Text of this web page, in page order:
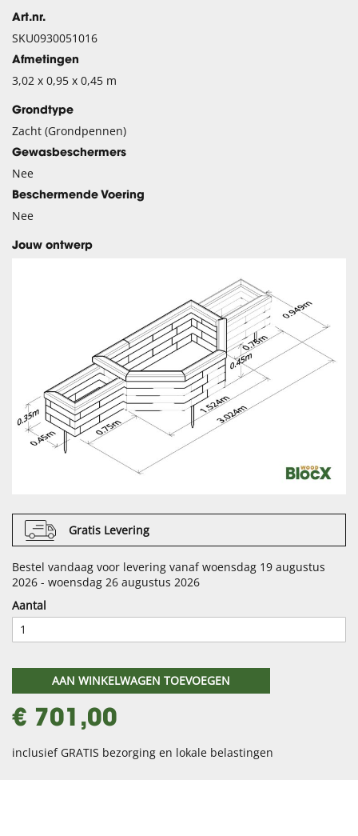
Art.nr.
SKU0930051016
Afmetingen
3,02 x 0,95 x 0,45 m
Grondtype
Zacht (Grondpennen)
Gewasbeschermers
Nee
Beschermende Voering
Nee
Jouw ontwerp
Gratis Levering
Bestel vandaag voor levering vanaf woensdag 19 augustus
2026 - woensdag 26 augustus 2026
Aantal
AAN WINKELWAGEN TOEVOEGEN
€ 701,00
inclusief GRATIS bezorging en lokale belastingen